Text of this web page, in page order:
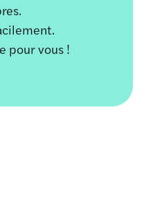
pour vous !